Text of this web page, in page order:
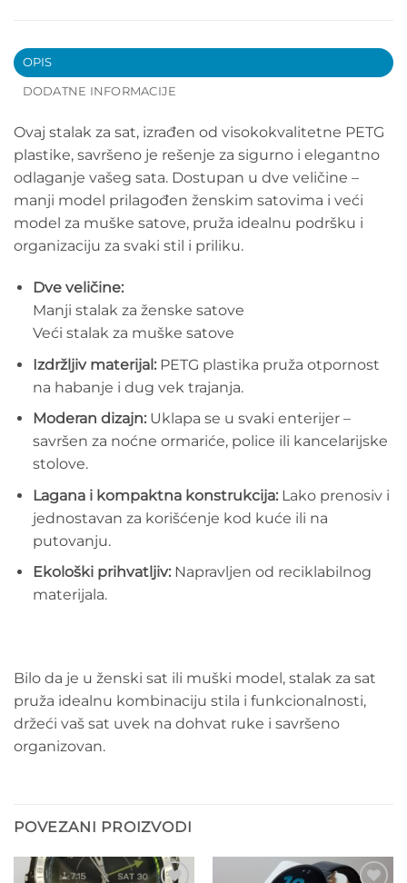
OPIS
DODATNE INFORMACIJE
Ovaj stalak za sat, izrađen od visokokvalitetne PETG
plastike, savršeno je rešenje za sigurno i elegantno
odlaganje vašeg sata. Dostupan u dve veličine –
manji model prilagođen ženskim satovima i veći
model za muške satove, pruža idealnu podršku i
organizaciju za svaki stil i priliku.
Dve veličine:
Manji stalak za ženske satove
Veći stalak za muške satove
Izdržljiv materijal:PETG plastika pruža otpornost
na habanje i dug vek trajanja.
Moderan dizajn:Uklapa se u svaki enterijer –
savršen za noćne ormariće, police ili kancelarijske
stolove.
Lagana i kompaktna konstrukcija:Lako prenosiv i
jednostavan za korišćenje kod kuće ili na
putovanju.
Ekološki prihvatljiv:Napravljen od reciklabilnog
materijala.
Bilo da je u ženski sat ili muški model, stalak za sat
pruža idealnu kombinaciju stila i funkcionalnosti,
držeći vaš sat uvek na dohvat ruke i savršeno
organizovan.
POVEZANI PROIZVODI